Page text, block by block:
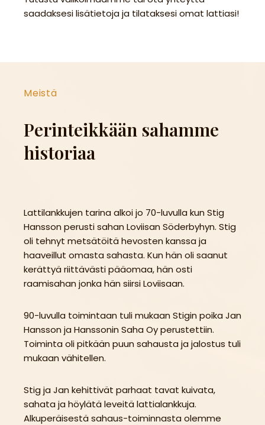
saadaksesi lisätietoja ja tilataksesi omat lattiasi!
Meistä
Perinteikkään sahamme
historiaa
Lattilankkujen tarina alkoi jo 70-luvulla kun Stig
Hansson perusti sahan Loviisan Söderbyhyn. Stig
oli tehnyt metsätöitä hevosten kanssa ja
haaveillut omasta sahasta. Kun hän oli saanut
kerättyä riittävästi pääomaa, hän osti
raamisahan jonka hän siirsi Loviisaan.
90-luvulla toimintaan tuli mukaan Stigin poika Jan
Hansson ja Hanssonin Saha Oy perustettiin.
Toiminta oli pitkään puun sahausta ja jalostus tuli
mukaan vähitellen.
Stig ja Jan kehittivät parhaat tavat kuivata,
sahata ja höylätä leveitä lattialankkuja.
Alkuperäisestä sahaus-toiminnasta olemme